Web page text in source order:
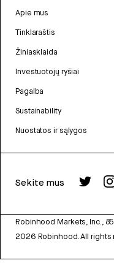
Apie mus
Tinklaraštis
Žiniasklaida
Investuotojų ryšiai
Pagalba
Sustainability
Nuostatos ir sąlygos
Sekite mus
Robinhood Markets, Inc.,
2026 Robinhood. All